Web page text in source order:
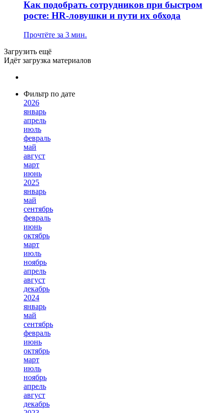
Как подобрать сотрудников при быстром
росте: HR-ловушки и пути их обхода
Прочтёте за 3 мин.
Загрузить ещё
Идёт загрузка материалов
Фильтр по дате
2026
январь
апрель
июль
февраль
май
август
март
июнь
2025
январь
май
сентябрь
февраль
июнь
октябрь
март
июль
ноябрь
апрель
август
декабрь
2024
январь
май
сентябрь
февраль
июнь
октябрь
март
июль
ноябрь
апрель
август
декабрь